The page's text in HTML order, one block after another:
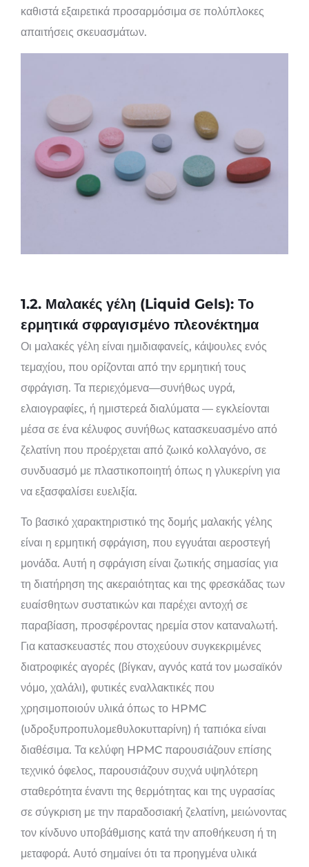
καθιστά εξαιρετικά προσαρμόσιμα σε πολύπλοκες
απαιτήσεις σκευασμάτων.
1.2. Μαλακές γέλη (Liquid Gels): Το
ερμητικά σφραγισμένο πλεονέκτημα
Οι μαλακές γέλη είναι ημιδιαφανείς, κάψουλες ενός
τεμαχίου, που ορίζονται από την ερμητική τους
σφράγιση. Τα περιεχόμενα—συνήθως υγρά,
ελαιογραφίες, ή ημιστερεά διαλύματα — εγκλείονται
μέσα σε ένα κέλυφος συνήθως κατασκευασμένο από
ζελατίνη που προέρχεται από ζωικό κολλαγόνο, σε
συνδυασμό με πλαστικοποιητή όπως η γλυκερίνη για
να εξασφαλίσει ευελιξία.
Το βασικό χαρακτηριστικό της δομής μαλακής γέλης
είναι η ερμητική σφράγιση, που εγγυάται αεροστεγή
μονάδα. Αυτή η σφράγιση είναι ζωτικής σημασίας για
τη διατήρηση της ακεραιότητας και της φρεσκάδας των
ευαίσθητων συστατικών και παρέχει αντοχή σε
παραβίαση, προσφέροντας ηρεμία στον καταναλωτή.
Για κατασκευαστές που στοχεύουν συγκεκριμένες
διατροφικές αγορές (βίγκαν, αγνός κατά τον μωσαϊκόν
νόμο, χαλάλι), φυτικές εναλλακτικές που
χρησιμοποιούν υλικά όπως το HPMC
(υδροξυπροπυλομεθυλοκυτταρίνη) ή ταπιόκα είναι
διαθέσιμα. Τα κελύφη HPMC παρουσιάζουν επίσης
τεχνικό όφελος, παρουσιάζουν συχνά υψηλότερη
σταθερότητα έναντι της θερμότητας και της υγρασίας
σε σύγκριση με την παραδοσιακή ζελατίνη, μειώνοντας
τον κίνδυνο υποβάθμισης κατά την αποθήκευση ή τη
μεταφορά. Αυτό σημαίνει ότι τα προηγμένα υλικά